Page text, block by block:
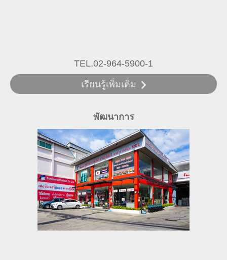
TEL.02-964-5900-1
เรียนรู้เพิ่มเติม
พัฒนาการ